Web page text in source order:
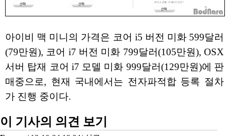
아이비 맥 미니의 가격은 코어 i5 버전 미화 599달러
(79만원), 코어 i7 버전 미화 799달러(105만원), OSX
서버 탑재 코어 i7 모델 미화 999달러(129만원)에 판
매중으로, 현재 국내에서는 전자파적합 등록 절차
가 진행 중이다.
이 기사의 의견 보기